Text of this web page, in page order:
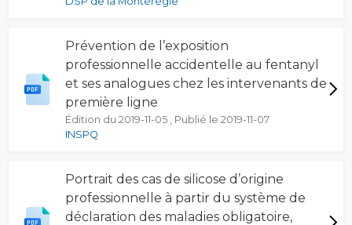
Prévention de l’exposition
professionnelle accidentelle au fentanyl
et ses analogues chez les intervenants de
première ligne
Édition du 2019-11-05 , Publié le 2019-11-07
INSPQ
Portrait des cas de silicose d’origine
professionnelle à partir du système de
déclaration des maladies obligatoire,